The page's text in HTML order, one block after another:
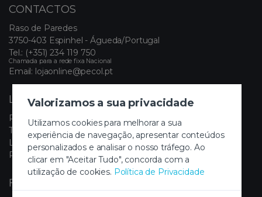
Valorizamos a sua privacidade
Utilizamos cookies para melhorar a sua
experiência de navegação, apresentar conteúdos
personalizados e analisar o nosso tráfego. Ao
clicar em "Aceitar Tudo", concorda com a
utilização de cookies. Política de Privacidade
CONTACTOS
Raso de Paredes
3750-403 Espinhel - Águeda/Portugal
Tel.: (+351) 234 119 750
Chamada para a rede fixa Nacional
Email: lojaonline@pecol.pt
LINKS ÚTEIS
Política de Privacidade
Termos e Condições
Livro de Reclamações Eletrónico
Painel de Cookies
FIQUE A PAR DAS NOVIDADES